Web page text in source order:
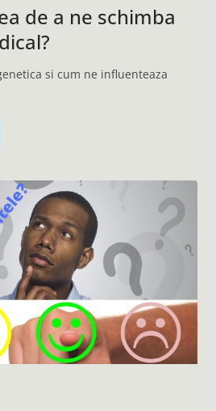
de a ne schimba
si cum ne influenteaza